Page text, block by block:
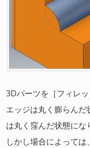
3Dパーツを［フィレ
エッジは丸く膨らん
は丸く窪んだ状態にな
しかし場合によって